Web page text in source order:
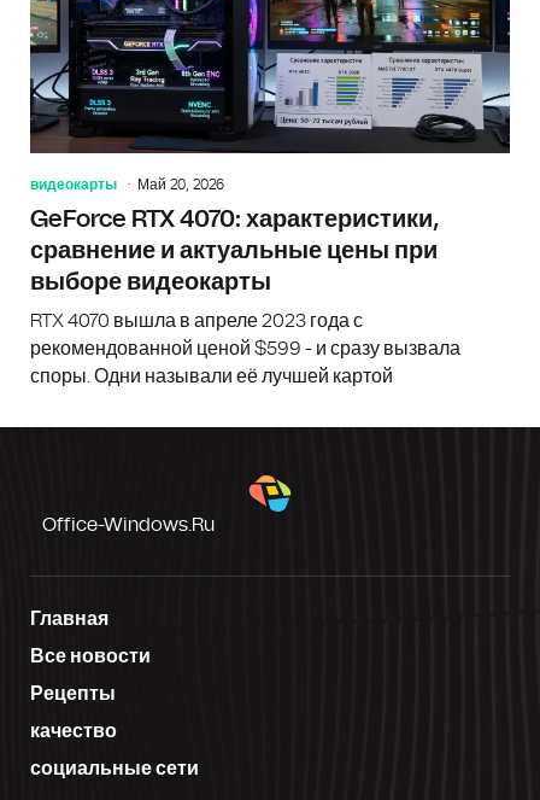
видеокарты Май 20, 2026
GeForce RTX 4070: характеристики,
сравнение и актуальные цены при
выборе видеокарты
RTX 4070 вышла в апреле 2023 года с
рекомендованной ценой $599 - и сразу вызвала
споры. Одни называли её лучшей картой
Office-Windows.ru
Главная
Все новости
Рецепты
качество
социальные сети